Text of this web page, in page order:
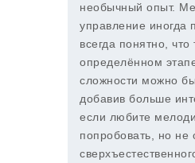
необычный опыт.
управление иногда
всегда понятно,
определённом
сложности можно
добавив больше
если любите
попробовать, но не